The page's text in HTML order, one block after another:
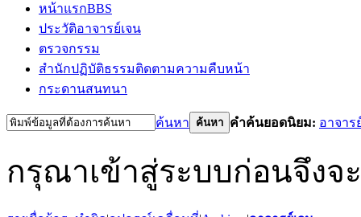
หน้าแรกBBS
ประวัติอาจารย์เจน
ตรวจกรรม
สำนักปฏิบัติธรรมติดตามความคืบหน้า
กระดานสนทนา
ค้นหา ค้นหา คำค้นยอดนิยม: อาจาร
กรุณาเข้าสู่ระบบก่อนจึงจ